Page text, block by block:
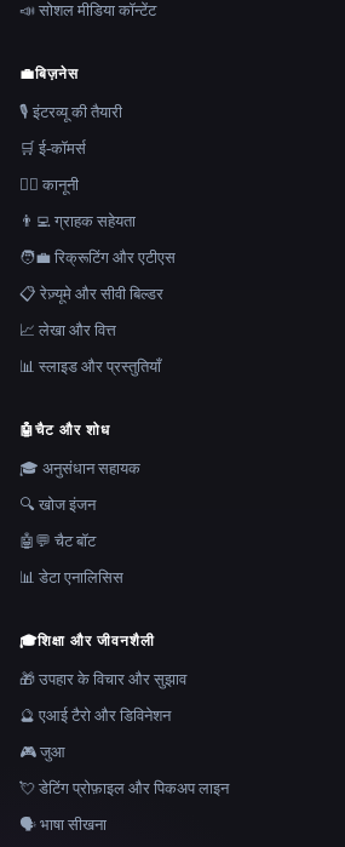
📣 सोशल मीडिया कॉन्टेंट
💼बिज़नेस
🎙️ इंटरव्यू की तैयारी
🛒 ई-कॉमर्स
👩‍⚖️ कानूनी
👨‍💻 ग्राहक सहेयता
🧑‍💼 रिक्रूटिंग और एटीएस
📋 रेज़्यूमे और सीवी बिल्डर
📈 लेखा और वित्त
📊 स्लाइड और प्रस्तुतियाँ
🤖चैट और शोध
🎓 अनुसंधान सहायक
🔍 खोज इंजन
🤖💬 चैट बॉट
📊 डेटा एनालिसिस
🎓शिक्षा और जीवनशैली
🎁 उपहार के विचार और सुझाव
🔮 एआई टैरो और डिविनेशन
🎮 जुआ
💘 डेटिंग प्रोफ़ाइल और पिकअप लाइन
🗣️ भाषा सीखना